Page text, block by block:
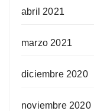
abril 2021
marzo 2021
diciembre 2020
noviembre 2020